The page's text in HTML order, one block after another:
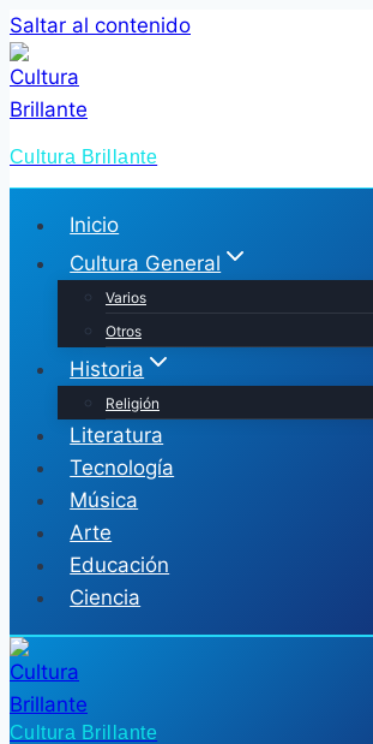
Saltar al contenido
Cultura Brillante
Inicio
Cultura General
Varios
Otros
Historia
Religión
Literatura
Tecnología
Música
Arte
Educación
Ciencia
Cultura Brillante